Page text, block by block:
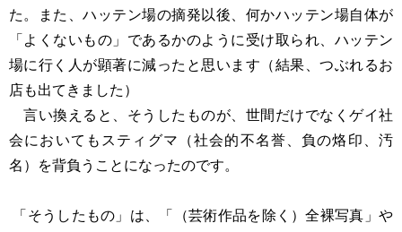
た。また、ハッテン場の摘発以後、何かハッテン場自体が
「よくないもの」であるかのように受け取られ、ハッテン
場に行く人が顕著に減ったと思います（結果、つぶれるお
店も出てきました）
言い換えると、そうしたものが、世間だけでなくゲイ社
会においてもスティグマ（社会的不名誉、負の烙印、汚
名）を背負うことになったのです。
「そうしたもの」は、「（芸術作品を除く）全裸写真」や